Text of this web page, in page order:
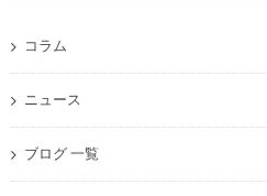
コラム
ニュース
ブログ 一覧